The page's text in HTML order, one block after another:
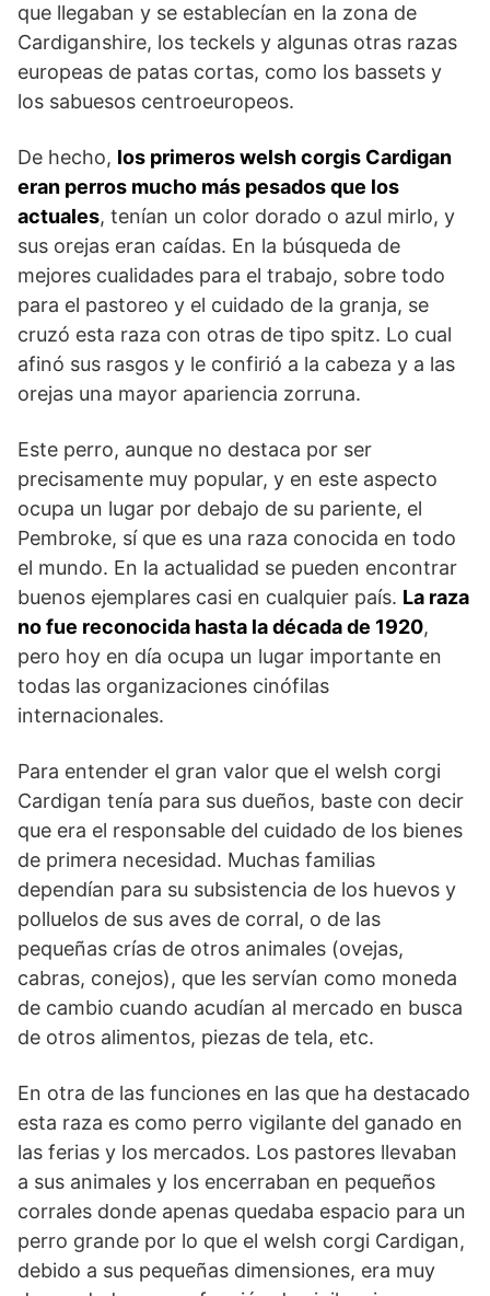
que llegaban y se establecían en la zona de
Cardi­ganshire, los teckels y algunas otras razas
europeas de patas cortas, como los bassets y
los sabuesos centroeuropeos.
De hecho, los primeros welsh corgis Cardigan
eran perros mucho más pesados que los
actuales, tenían un color dorado o azul mirlo, y
sus orejas eran caídas. En la búsqueda de
mejores cualidades para el trabajo, sobre todo
para el pastoreo y el cuidado de la granja, se
cruzó esta raza con otras de tipo spitz. Lo cual
afinó sus rasgos y le confirió a la cabeza y a las
orejas una mayor apariencia zorruna.
Este perro, aunque no destaca por ser
precisamente muy popular, y en este aspecto
ocupa un lugar por debajo de su pariente, el
Pembroke, sí que es una raza conocida en todo
el mundo. En la actualidad se pueden encontrar
buenos ejemplares casi en cualquier país. La raza
no fue reconocida hasta la década de 1920,
pero hoy en día ocupa un lugar importante en
todas las organizaciones cinófilas
internacionales.
Para entender el gran valor que el welsh corgi
Cardigan tenía para sus dueños, baste con decir
que era el responsable del cuidado de los bienes
de primera necesidad. Muchas familias
dependían para su subsistencia de los huevos y
polluelos de sus aves de corral, o de las
pequeñas crías de otros animales (ovejas,
cabras, conejos), que les servían como moneda
de cambio cuando acudían al mercado en busca
de otros alimentos, piezas de tela, etc.
En otra de las funciones en las que ha destacado
esta raza es como perro vigilante del ganado en
las ferias y los mercados. Los pas­tores llevaban
a sus animales y los encerraban en pequeños
corrales donde apenas quedaba espacio para un
perro grande por lo que el welsh corgi Cardigan,
debido a sus pequeñas dimensiones, era muy